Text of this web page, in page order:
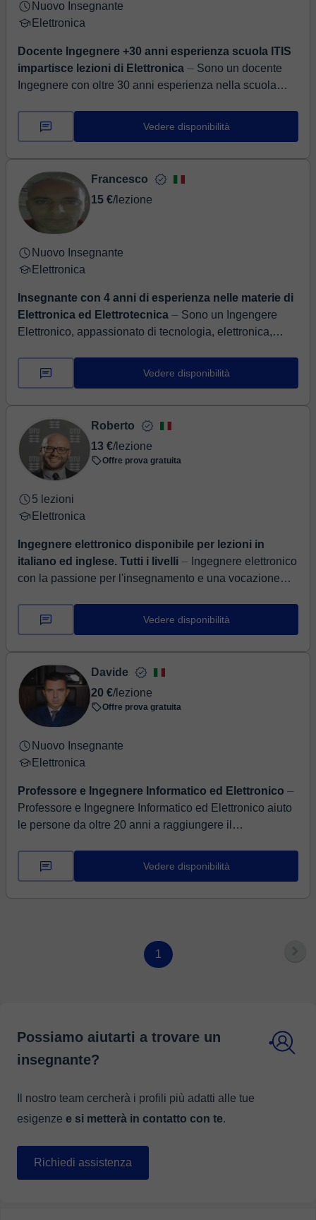
Nuovo Insegnante
Elettronica
Docente Ingegnere +30 anni esperienza scuola ITIS
impartisce lezioni di Elettronica ⏤ Sono un docente
Ingegnere con oltre 30 anni esperienza nella scuola
questa difficile, ma non...
Vedere disponibilità
Francesco
15 €/lezione
Nuovo Insegnante
Elettronica
Insegnante con 4 anni di esperienza nelle materie di
Elettronica ed Elettrotecnica ⏤ Sono un Ingengere
Elettronico, appassionato di tecnologia, elettronica,
materie potando la mia esp...
Vedere disponibilità
Roberto
13 €/lezione
Offre prova gratuita
5 lezioni
Elettronica
Ingegnere elettronico disponibile per lezioni in
italiano ed inglese. Tutti i livelli ⏤ Ingegnere elettronico
con la passione per l'insegnamento e una vocazione
che sembrano ins...
Vedere disponibilità
Davide
20 €/lezione
Offre prova gratuita
Nuovo Insegnante
Elettronica
Professore e Ingegnere Informatico ed Elettronico ⏤
Professore e Ingegnere Informatico ed Elettronico aiuto
le persone da oltre 20 anni a raggiungere il
Vedere disponibilità
1
Possiamo aiutarti a trovare un
insegnante?
Il nostro team cercherà i profili più adatti alle tue
esigenze e si metterà in contatto con te.
Richiedi assistenza